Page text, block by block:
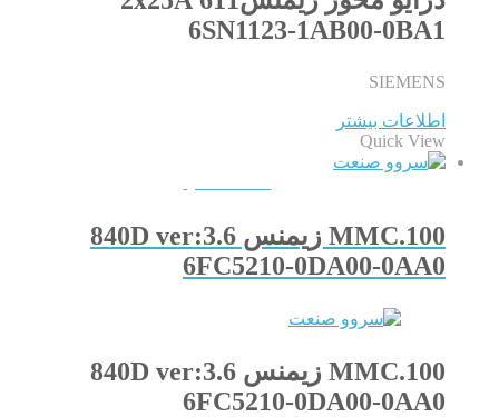
6SN1123-1AB00-0BA1
SIEMENS
اطلاعات بیشتر
Quick View
100.MMC زیمنس 840D ver:3.6
6FC5210-0DA00-0AA0
100.MMC زیمنس 840D ver:3.6
6FC5210-0DA00-0AA0